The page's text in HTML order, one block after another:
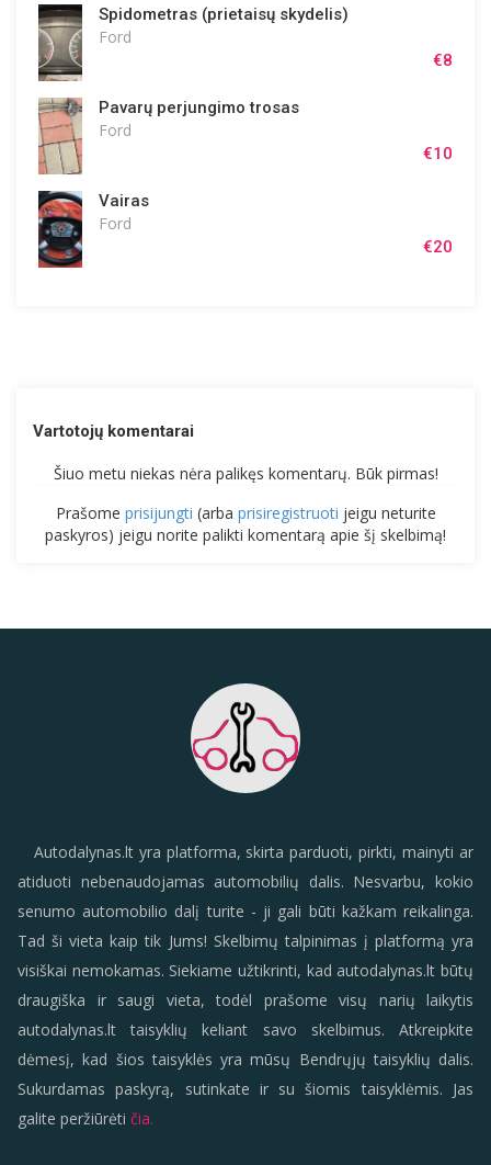
Spidometras (prietaisų skydelis)
Ford
€8
Pavarų perjungimo trosas
Ford
€10
Vairas
Ford
€20
Vartotojų komentarai
Šiuo metu niekas nėra palikęs komentarų. Būk pirmas!
Prašome prisijungti (arba prisiregistruoti jeigu neturite
paskyros) jeigu norite palikti komentarą apie šį skelbimą!
Autodalynas.lt yra platforma, skirta parduoti, pirkti, mainyti ar
atiduoti nebenaudojamas automobilių dalis. Nesvarbu, kokio
senumo automobilio dalį turite - ji gali būti kažkam reikalinga.
Tad ši vieta kaip tik Jums! Skelbimų talpinimas į platformą yra
visiškai nemokamas. Siekiame užtikrinti, kad autodalynas.lt būtų
draugiška ir saugi vieta, todėl prašome visų narių laikytis
autodalynas.lt taisyklių keliant savo skelbimus. Atkreipkite
dėmesį, kad šios taisyklės yra mūsų Bendrųjų taisyklių dalis.
Sukurdamas paskyrą, sutinkate ir su šiomis taisyklėmis. Jas
galite peržiūrėti čia.